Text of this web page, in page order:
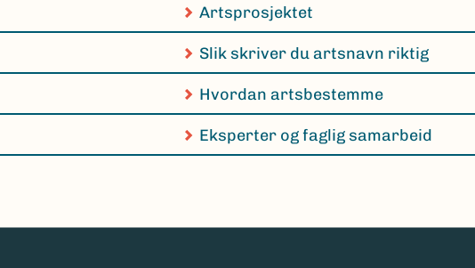
Artsprosjektet
Slik skriver du artsnavn riktig
Hvordan artsbestemme
Eksperter og faglig samarbeid